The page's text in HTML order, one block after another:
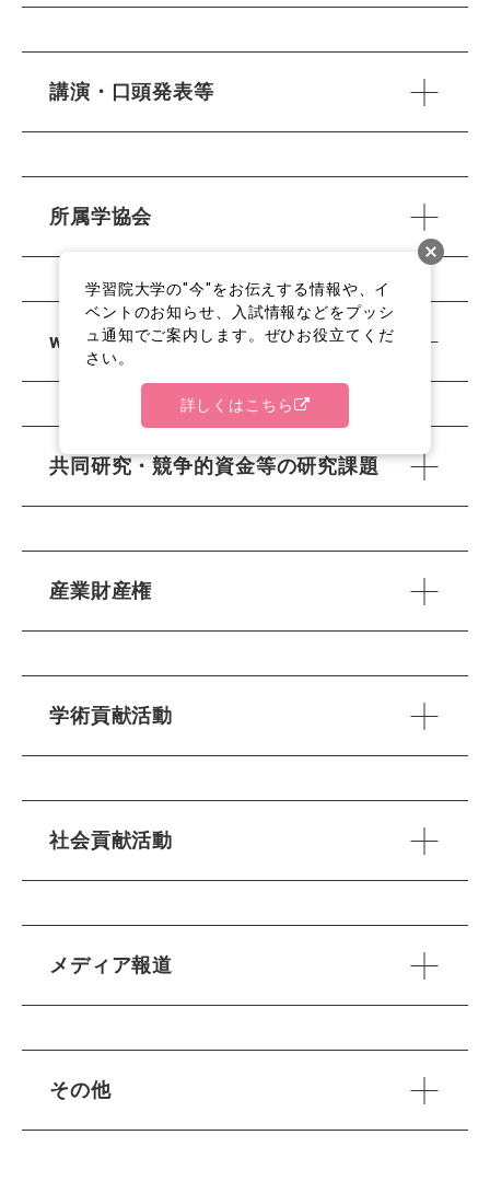
講演・口頭発表等
所属学協会
works（作品等）
共同研究・競争的資金等の研究課題
産業財産権
学術貢献活動
社会貢献活動
メディア報道
その他
学習院大学の"今"をお伝えする情報や、イ
ベントのお知らせ、入試情報などをプッシ
ュ通知でご案内します。ぜひお役立てくだ
さい。
詳しくはこちら